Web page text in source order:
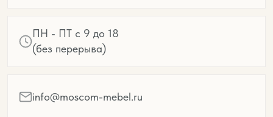
ПН - ПТ с 9 до 18
(без перерыва)
info@moscom-mebel.ru